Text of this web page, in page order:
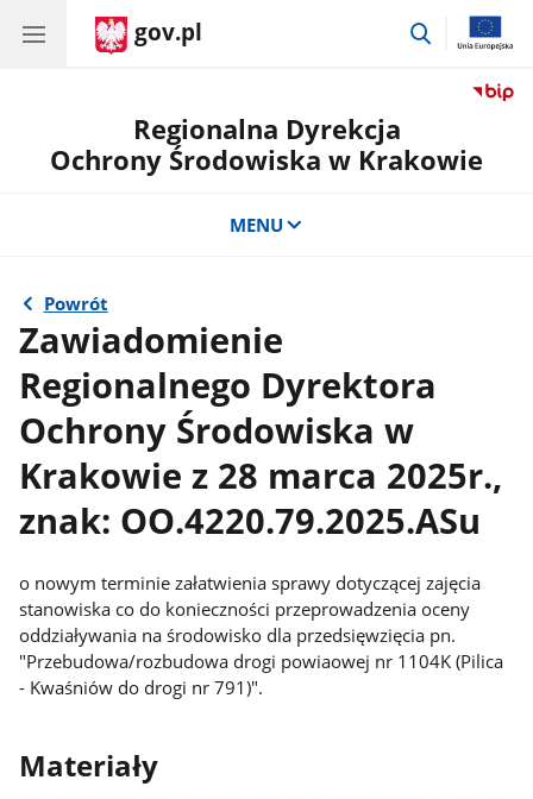
gov.pl
przejdź
Regionalna Dyrekcja
Ochrony Środowiska w Krakowie
MENU
Powrót
Zawiadomienie
Regionalnego Dyrektora
Ochrony Środowiska w
Krakowie z 28 marca 2025r.,
znak: OO.4220.79.2025.ASu
o nowym terminie załatwienia sprawy dotyczącej zajęcia
stanowiska co do konieczności przeprowadzenia oceny
oddziaływania na środowisko dla przedsięwzięcia pn.
"Przebudowa/rozbudowa drogi powiaowej nr 1104K (Pilica
- Kwaśniów do drogi nr 791)".
Materiały